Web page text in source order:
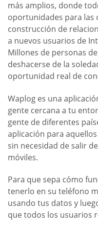
más amplios, donde
oportunidades para las
construcción de
a nuevos usuarios de
Millones de personas
deshacerse de la
oportunidad real de
Waplog es una
gente cercana a tu
gente de diferentes
aplicación para
sin necesidad de salir
móviles.
Para que sepa cómo
tenerlo en su teléfono
usando tus datos y
que todos los usuarios